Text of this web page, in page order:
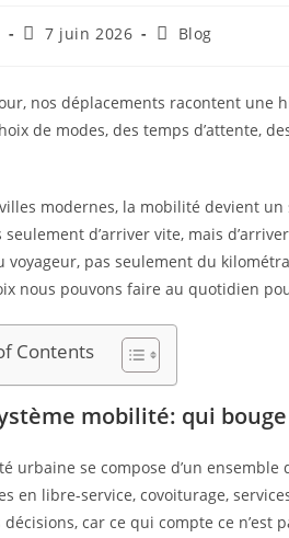
:
Publication
7 juin 2026
PostBlog
nos déplacements racontent
de modes, des temps d’attente,
modernes, la mobilité devient un
seulement d’arriver vite, mais
voyageur, pas seulement du
nous pouvons faire au quotidien
Contents
mobilité: qui
urbaine se compose d’un
en libre-service, covoiturage,
car ce qui compte ce n’est